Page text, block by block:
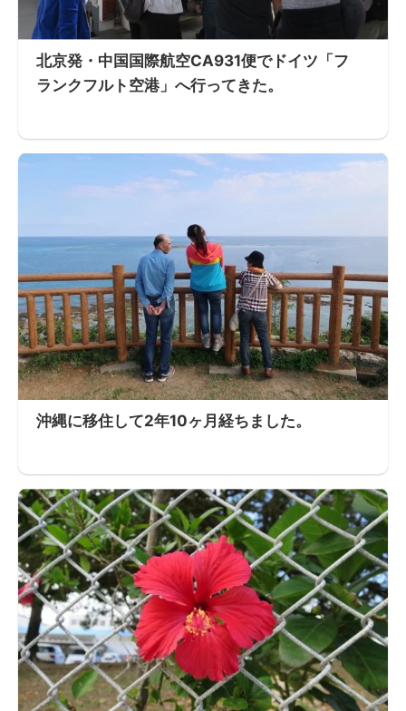
北京発・中国国際航空CA931便でドイツ「フ
ランクフルト空港」へ行ってきた。
沖縄に移住して2年10ヶ月経ちました。